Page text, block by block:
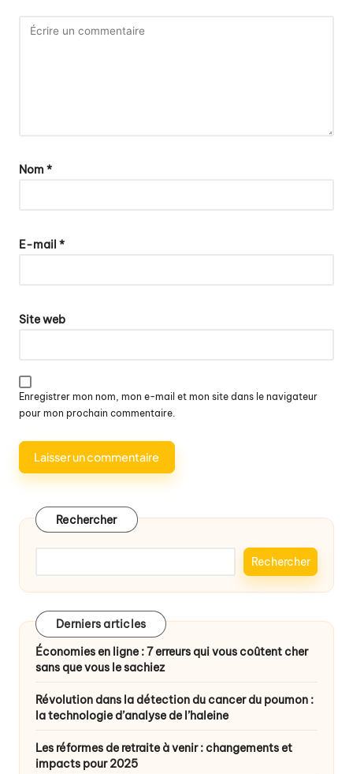
Nom *
E-mail *
Site web
Enregistrer mon nom, mon e-mail et mon site dans le navigateur
pour mon prochain commentaire.
Rechercher
Rechercher
Derniers articles
Économies en ligne : 7 erreurs qui vous coûtent cher
sans que vous le sachiez
Révolution dans la détection du cancer du poumon :
la technologie d’analyse de l’haleine
Les réformes de retraite à venir : changements et
impacts pour 2025